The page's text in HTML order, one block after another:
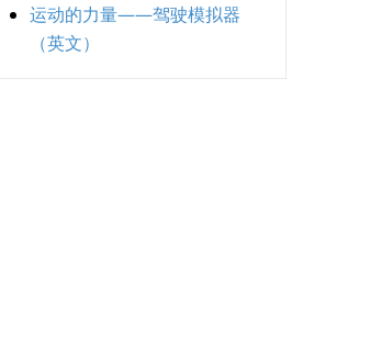
运动的力量——驾驶模拟器
（英文）